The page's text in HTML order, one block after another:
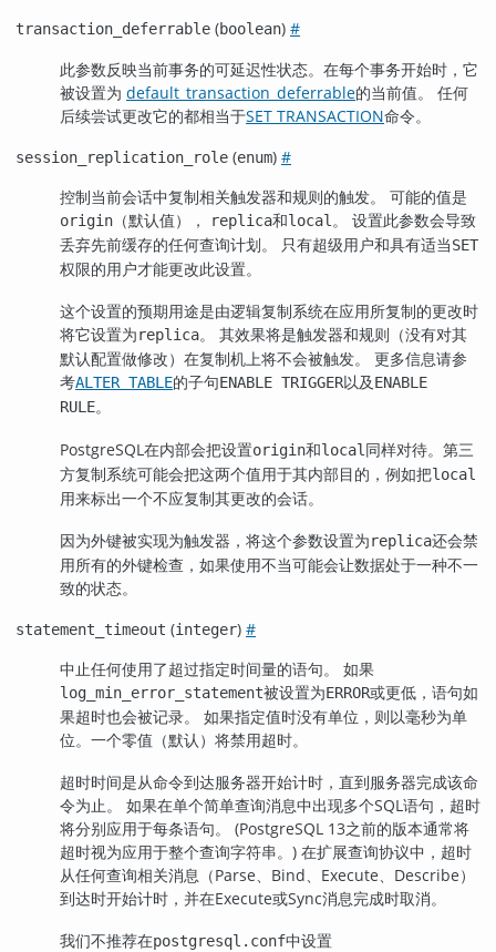
transaction_deferrable (boolean) #
此参数反映当前事务的可延迟性状态。在每个事务开始时，它
被设置为 default_transaction_deferrable的当前值。 任何
后续尝试更改它的都相当于SET TRANSACTION命令。
session_replication_role (enum) #
控制当前会话中复制相关触发器和规则的触发。 可能的值是
origin （默认值）， replica和local。 设置此参数会导致
丢弃先前缓存的任何查询计划。 只有超级用户和具有适当SET
权限的用户才能更改此设置。
这个设置的预期用途是由逻辑复制系统在应用所复制的更改时
将它设置为replica。 其效果将是触发器和规则（没有对其
默认配置做修改）在复制机上将不会被触发。 更多信息请参
考ALTER TABLE的子句ENABLE TRIGGER以及ENABLE
RULE。
PostgreSQL在内部会把设置origin和local 同样对待。第三
方复制系统可能会把这两个值用于其内部目的，例如把local
用来标出一个不应复制其更改的会话。
因为外键被实现为触发器，将这个参数设置为replica还会禁
用所有的外键检查，如果使用不当可能会让数据处于一种不一
致的状态。
statement_timeout (integer) #
中止任何使用了超过指定时间量的语句。 如果
log_min_error_statement被设置为ERROR或更低，语句如
果超时也会被记录。 如果指定值时没有单位，则以毫秒为单
位。一个零值（默认）将禁用超时。
超时时间是从命令到达服务器开始计时，直到服务器完成该命
令为止。 如果在单个简单查询消息中出现多个SQL语句，超时
将分别应用于每条语句。 (PostgreSQL 13之前的版本通常将
超时视为应用于整个查询字符串。) 在扩展查询协议中，超时
从任何查询相关消息（Parse、Bind、Execute、Describe）
到达时开始计时，并在Execute或Sync消息完成时取消。
我们不推荐在postgresql.conf中设置